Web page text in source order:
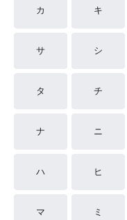
カ キ
サ シ
タ チ
ナ ニ
ハ ヒ
マ ミ